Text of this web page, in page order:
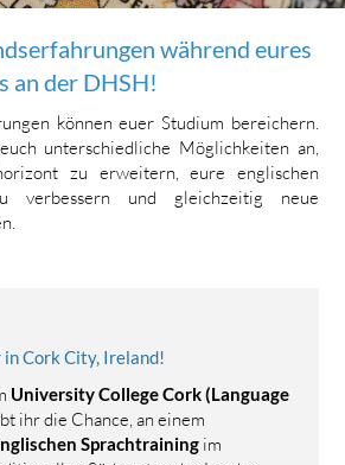
während eures
an der DHSH!
können euer Studium bereichern.
unterschiedliche Möglichkeiten an,
zu erweitern, eure englischen
verbessern und gleichzeitig neue
Cork City, Ireland!
University College Cork (Language
ihr die Chance, an einem
Sprachtraining im